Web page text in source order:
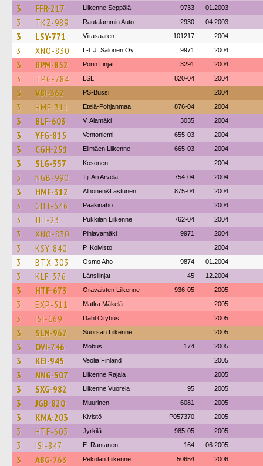
3 FFR-217 Liikenne Seppälä 9733 01.2003
3 TKZ-989 Rautalammin Auto 2930 04.2003
3 LSY-771 Viitasaaren 101217 2004
3 XNO-830 L-l. J. Salonen Oy 9971 2004
3 BPM-852 Porin Linjat 3291 2004
3 TPG-784 LSL 820-04 2004
3 VBI-362 PS-Bussi 2004
3 HMF-311 Etelä-Pohjanmaa 876-04 2004
3 BLF-603 V. Alamäki 3035 2004
3 YFG-815 Ventoniemi 655-03 2004
3 CGH-251 Elimäen Liikenne 665-03 2004
3 SLG-357 Kosonen 2004
3 NGB-990 Tjt Ari Arvela 754-04 2004
3 HMF-312 Alhonen&Lastunen 875-04 2004
3 GHT-646 Paakinaho 2004
3 JJH-23 Pukkilan Liikenne 762-04 2004
3 XNO-830 Pihlavamäki 9971 2004
3 KSY-840 P. Koivisto 2004
3 BTX-303 Osmo Aho 9874 01.2004
3 KLF-376 Länsilinjat 45 12.2004
3 HTF-673 Oravaisten Liikenne 936-05 2005
3 EXP-511 Matka Mäkelä 2005
3 ISI-169 Dahl Citybus 2005
3 SLN-967 Suorsan Liikenne 2005
3 OVI-746 Mobus 174 2005
3 KEI-945 Veolia Finland 2005
3 NNG-507 Liikenne Rajala 2005
3 SXG-982 Liikenne Vuorela 95 2005
3 JGB-820 Muurinen 6081 2005
3 KMA-203 Kivistö P057370 2005
3 HTF-603 Jyrkilä 985-05 2005
3 ISI-847 E. Rantanen 164 06.2005
3 ABG-763 Pekolan Liikenne 50654 2006